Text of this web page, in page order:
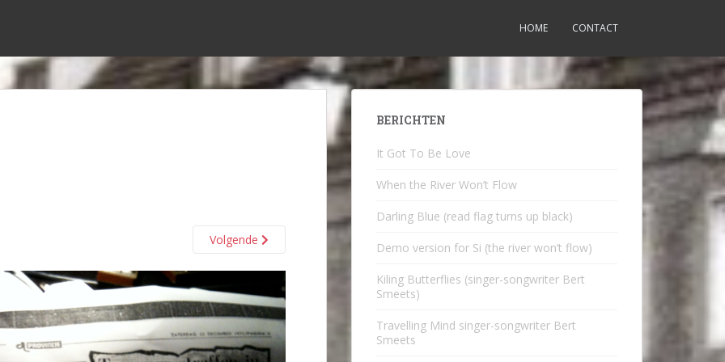
HOME CONTACT
Volgende
BERICHTEN
It Got To Be Love
When the River Won’t Flow
Darling Blue (read flag turns up black)
Demo version for Si (the river won’t flow)
Kiling Butterflies (singer-songwriter Bert
Smeets)
Travelling Mind singer-songwriter Bert
Smeets